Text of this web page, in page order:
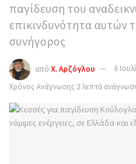
παγίδευση του
επικινδυνότητα αυτών
συνήγορος
από Χ. Αρζόγλου
6
Χρόνος Ανάγνωσης:2 λεπτά